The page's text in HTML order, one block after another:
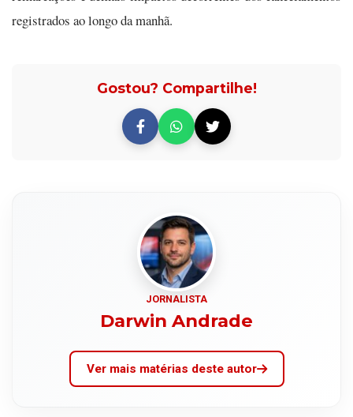
registrados ao longo da manhã.
Gostou? Compartilhe!
JORNALISTA
Darwin Andrade
Ver mais matérias deste autor